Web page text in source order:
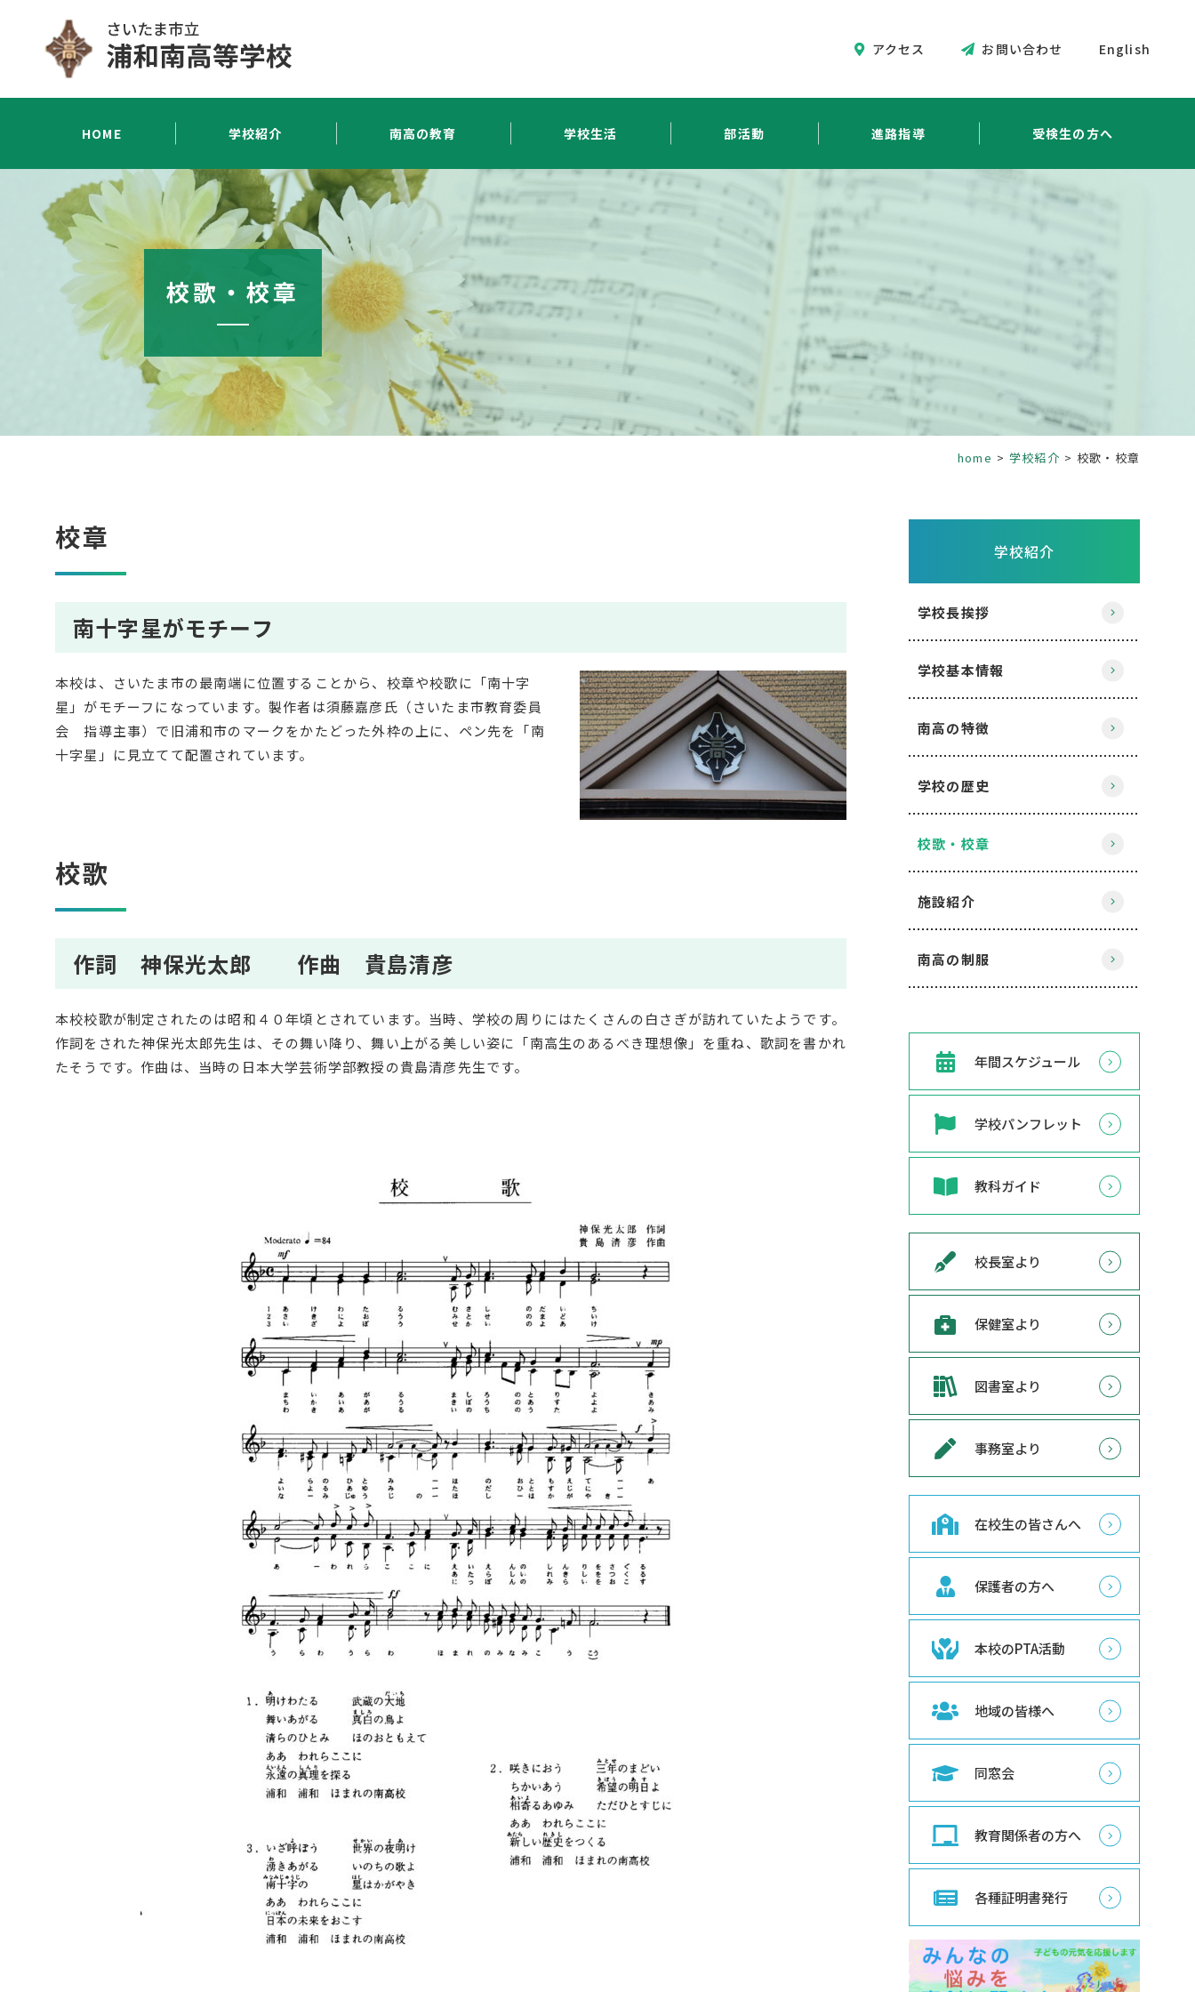
HOME 学校紹介 南高の教育 学校生活 部活動 進路指導 受検生の方へ
アクセス お問い合わせ English
校歌・校章
home 学校紹介 校歌・校章
校章
南十字星がモチーフ
本校は、さいたま市の最南端に位置することから、校章や校歌に「南十字
星」がモチーフになっています。製作者は須藤嘉彦氏（さいたま市教育委員
会 指導主事）で旧浦和市のマークをかたどった外枠の上に、ペン先を「南
十字星」に見立てて配置されています。
校歌
作詞 神保光太郎 作曲 貴島清彦
本校校歌が制定されたのは昭和４０年頃とされています。当時、学校の周りにはたくさんの白さぎが訪れていたようです。
作詞をされた神保光太郎先生は、その舞い降り、舞い上がる美しい姿に「南高生のあるべき理想像」を重ね、歌詞を書かれ
たそうです。作曲は、当時の日本大学芸術学部教授の貴島清彦先生です。
学校紹介
学校長挨拶
学校基本情報
南高の特徴
学校の歴史
校歌・校章
施設紹介
南高の制服
年間スケジュール
学校パンフレット
教科ガイド
校長室より
保健室より
図書室より
事務室より
在校生の皆さんへ
保護者の方へ
本校のPTA活動
地域の皆様へ
同窓会
教育関係者の方へ
各種証明書発行